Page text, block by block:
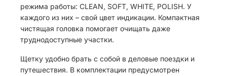
режима работы: СLEAN, SOFT, WHITE, POLISH. У
каждого из них – свой цвет индикации. Компактная
чистящая головка помогает очищать даже
труднодоступные участки.
Щетку удобно брать с собой в деловые поездки и
путешествия. В комплектации предусмотрен